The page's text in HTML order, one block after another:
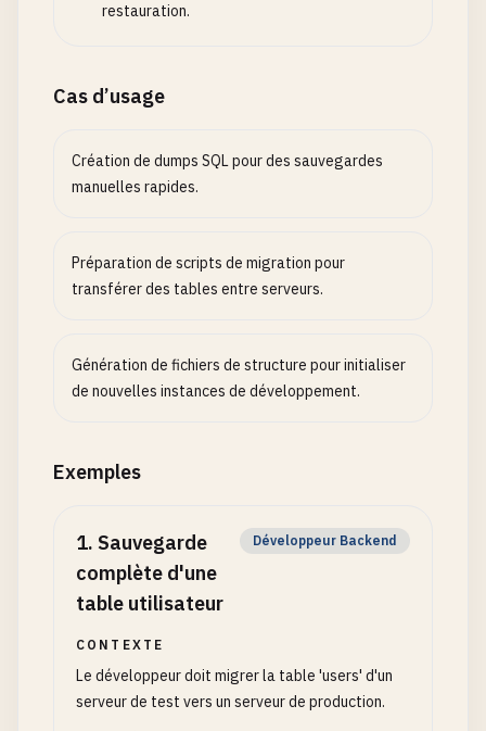
restauration.
Cas d’usage
Création de dumps SQL pour des sauvegardes
manuelles rapides.
Préparation de scripts de migration pour
transférer des tables entre serveurs.
Génération de fichiers de structure pour initialiser
de nouvelles instances de développement.
Exemples
1. Sauvegarde
complète d'une
table utilisateur
Développeur Backend
CONTEXTE
Le développeur doit migrer la table 'users' d'un
serveur de test vers un serveur de production.